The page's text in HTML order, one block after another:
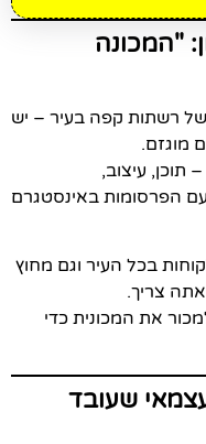
"המכונה
של רשתות קפה בעיר – יש
מוגזם.
תוכן, עיצוב,
עם הפרסומות באינסטגרם
בכל העיר וגם מחוץ
צריך.
את המכונית כדי
שעובד